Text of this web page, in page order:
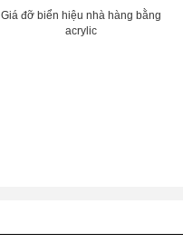
Giá đỡ biển hiệu nhà hàng bằng
acrylic